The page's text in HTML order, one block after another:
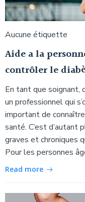
Aucune étiquette
Aide a la
contrôler le
En tant que soignant,
un professionnel qui
important de
santé. C’est d’autant
graves et chroniques
Pour les personnes
Read more